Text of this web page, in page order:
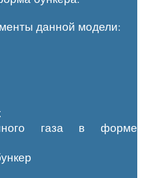
данной модели:
газа в форме